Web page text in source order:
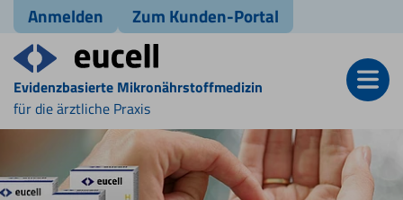
Anmelden Zum Kunden-Portal
Evidenzbasierte Mikronährstoffmedizin
für die ärztliche Praxis